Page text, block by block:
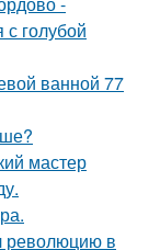
с голубой
ванной 77
мастер
революцию в